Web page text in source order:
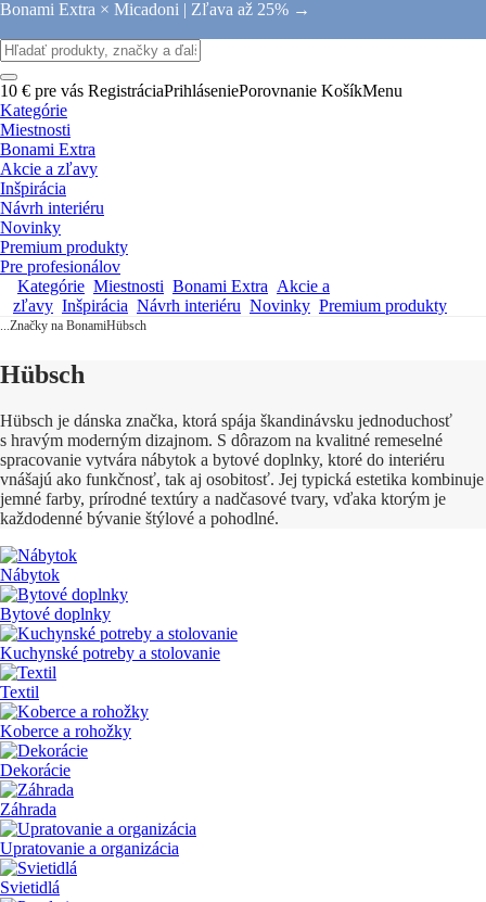
Bonami Extra × Micadoni | Zľava až 25% →
10 € pre vás RegistráciaPrihláseniePorovnanie KošíkMenu
Kategórie
Miestnosti
Bonami Extra
Akcie a zľavy
Inšpirácia
Návrh interiéru
Novinky
Premium produkty
Pre profesionálov
Kategórie Miestnosti Bonami Extra Akcie a
zľavy Inšpirácia Návrh interiéru Novinky Premium produkty
...Značky na BonamiHübsch
Hübsch
Hübsch je dánska značka, ktorá spája škandinávsku jednoduchosť
s hravým moderným dizajnom. S dôrazom na kvalitné remeselné
spracovanie vytvára nábytok a bytové doplnky, ktoré do interiéru
vnášajú ako funkčnosť, tak aj osobitosť. Jej typická estetika kombinuje
jemné farby, prírodné textúry a nadčasové tvary, vďaka ktorým je
každodenné bývanie štýlové a pohodlné.
Nábytok
Bytové doplnky
Kuchynské potreby a stolovanie
Textil
Koberce a rohožky
Dekorácie
Záhrada
Upratovanie a organizácia
Svietidlá